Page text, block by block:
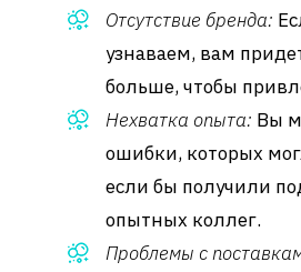
Отсутствие бренда:
узнаваем, вам
больше, чтобы
Нехватка опыта: Вы
ошибки, которых
если бы получили
опытных коллег.
Проблемы с